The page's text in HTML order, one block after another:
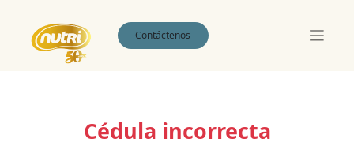
Contáctenos
Cédula incorrecta